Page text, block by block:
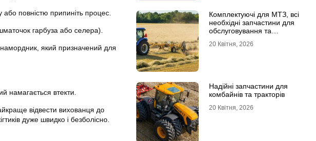
повністю припиніть процес.
гарбуза або селера).
який призначений для
намагається втекти.
відвести вихованця до
дуже швидко і безболісно.
Комплектуючі для МТЗ, всі
необхідні запчастини для
обслуговування та
20 Квітня, 2026
Надійні запчастини для
комбайнів та тракторів
20 Квітня, 2026